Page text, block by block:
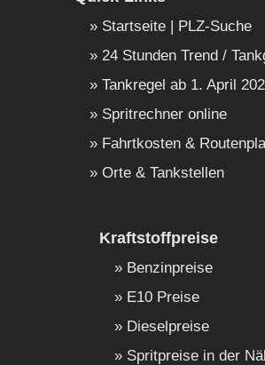
Startseite | PLZ-Suche
24 Stunden Trend /
Tankregel ab 1. April
Spritrechner online
Fahrtkosten &
Orte & Tankstellen
Kraftstoffpreise
Benzinpreise
E10 Preise
Dieselpreise
Spritpreise in der